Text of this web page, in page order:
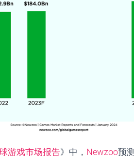
游戏市场报告》中， Newzoo预测